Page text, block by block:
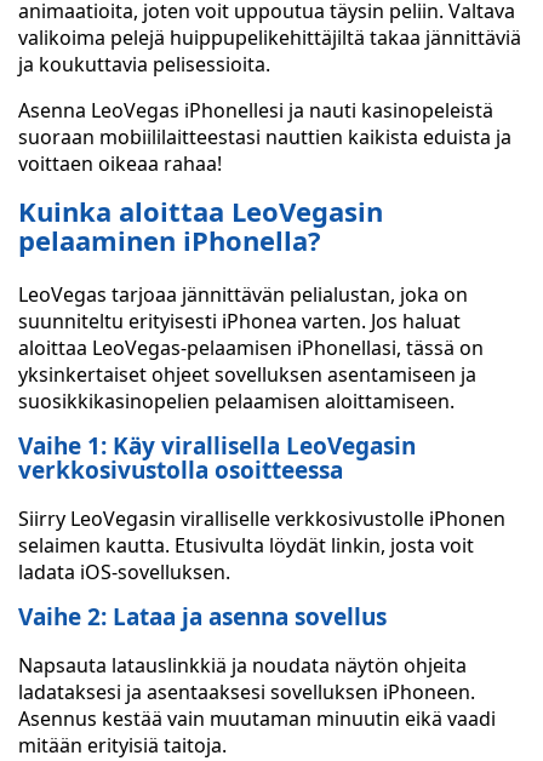
animaatioita, joten voit uppoutua täysin peliin. Valtava
valikoima pelejä huippupelikehittäjiltä takaa jännittäviä
ja koukuttavia pelisessioita.
Asenna LeoVegas iPhonellesi ja nauti kasinopeleistä
suoraan mobiililaitteestasi nauttien kaikista eduista ja
voittaen oikeaa rahaa!
Kuinka aloittaa LeoVegasin
pelaaminen iPhonella?
LeoVegas tarjoaa jännittävän pelialustan, joka on
suunniteltu erityisesti iPhonea varten. Jos haluat
aloittaa LeoVegas-pelaamisen iPhonellasi, tässä on
yksinkertaiset ohjeet sovelluksen asentamiseen ja
suosikkikasinopelien pelaamisen aloittamiseen.
Vaihe 1: Käy virallisella LeoVegasin
verkkosivustolla osoitteessa
Siirry LeoVegasin viralliselle verkkosivustolle iPhonen
selaimen kautta. Etusivulta löydät linkin, josta voit
ladata iOS-sovelluksen.
Vaihe 2: Lataa ja asenna sovellus
Napsauta latauslinkkiä ja noudata näytön ohjeita
ladataksesi ja asentaaksesi sovelluksen iPhoneen.
Asennus kestää vain muutaman minuutin eikä vaadi
mitään erityisiä taitoja.